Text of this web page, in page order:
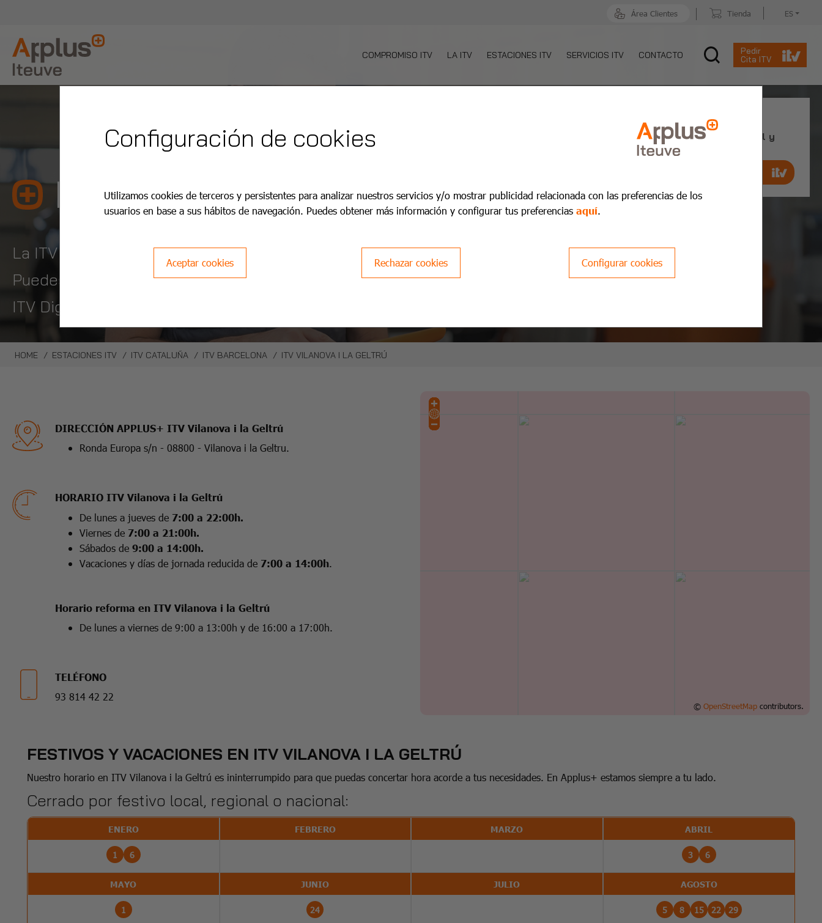
Área Clientes Tienda ES
COMPROMISO ITV LA ITV ESTACIONES ITV SERVICIOS ITV CONTACTO
Pedir
Cita ITV
ITV Vilanova i la Geltrú
La ITV es más fácil y barata con Applus+.
Puedes pedir hora en un click con nuestra cita online.
ITV Digital, pasa la itv sin bajarte del vehículo, cómodamente.
Cita Previa ITV
Reserva cita previa de manera ágil y
HOME ESTACIONES ITV ITV CATALUÑA ITV BARCELONA ITV VILANOVA I LA GELTRÚ
DIRECCIÓN APPLUS+ ITV Vilanova i la Geltrú
Ronda Europa s/n - 08800 - Vilanova i la Geltru.
HORARIO ITV Vilanova i la Geltrú
De lunes a jueves de 7:00 a 22:00h.
Viernes de 7:00 a 21:00h.
Sábados de 9:00 a 14:00h.
Vacaciones y días de jornada reducida de 7:00 a 14:00h.
Horario reforma en ITV Vilanova i la Geltrú
De lunes a viernes de 9:00 a 13:00h y de 16:00 a 17:00h.
TELÉFONO
93 814 42 22
© OpenStreetMap contributors.
FESTIVOS Y VACACIONES EN ITV VILANOVA I LA GELTRÚ
Nuestro horario en ITV Vilanova i la Geltrú es ininterrumpido para que puedas concertar hora acorde a tus necesidades. En Applus+ estamos siempre a tu lado.
Cerrado por festivo local, regional o nacional:
ENERO
1 6
FEBRERO MARZO ABRIL
3 6
MAYO
1
JUNIO
24
JULIO AGOSTO
5 8 15 22 29
Configuración de cookies
Utilizamos cookies de terceros y persistentes para analizar nuestros servicios y/o mostrar publicidad relacionada con las preferencias de los
usuarios en base a sus hábitos de navegación. Puedes obtener más información y configurar tus preferencias aquí.
Aceptar cookies Rechazar cookies Configurar cookies